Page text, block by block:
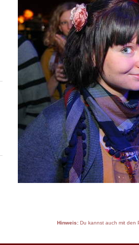
Hinweis:Du kannst auch mit den